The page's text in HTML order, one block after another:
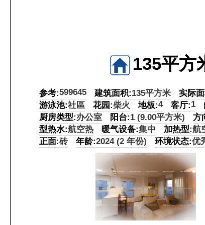
135平方
参考:599645 建筑面积:135平方米 实际
游泳池:社區 花园:柴火 地板:4 客厅:1
厨房类型:办公室 阳台:1 (9.00平方米) 方
型热水:航空热 暖气设备:集中 加热型:航
正面:砖 年龄:2024 (2 年份) 环境状态:优